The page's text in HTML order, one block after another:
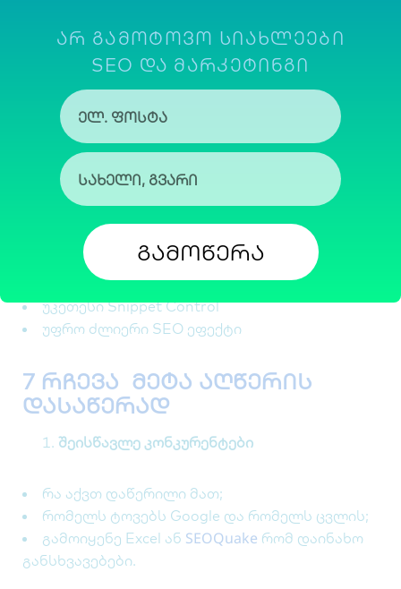
პიქსელი (px).
ქართულად დაწერილ meta description
უნდა იყოს უფრო მოკლე, ვიდრე
ინგლისურად
ყოველთვის გადაამოწმე
SERP Preview-ში
920px-ზე მეტი არ უნდა გამოვიდეს
ამით უზრუნველყოფ:
სრული ხილვადობა
მაღალი CTR
უკეთესი Snippet Control
უფრო ძლიერი SEO ეფექტი
7 რჩევა მეტა აღწერის
დასაწერად
შეისწავლე კონკურენტები
რა აქვთ დაწერილი მათ;
რომელს ტოვებს Google და რომელს ცვლის;
გამოიყენე Excel ან SEOQuake რომ დაინახო
განსხვავებები.
ᲐᲠ ᲒᲐᲛᲝᲢᲝᲕᲝ ᲡᲘᲐᲮᲚᲔᲔᲑᲘ
SEO ᲓᲐ ᲛᲐᲠᲙᲔᲢᲘᲜᲒᲘ
გამოწერა